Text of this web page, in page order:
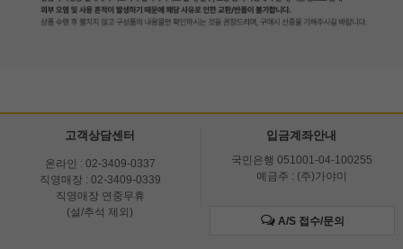
고객상담센터
온라인 : 02-3409-0337
직영매장 : 02-3409-0339
직영매장 연중무휴
(설/추석 제외)
입금계좌안내
국민은행 051001-04-100255
예금주 : (주)가야미
A/S 접수/문의